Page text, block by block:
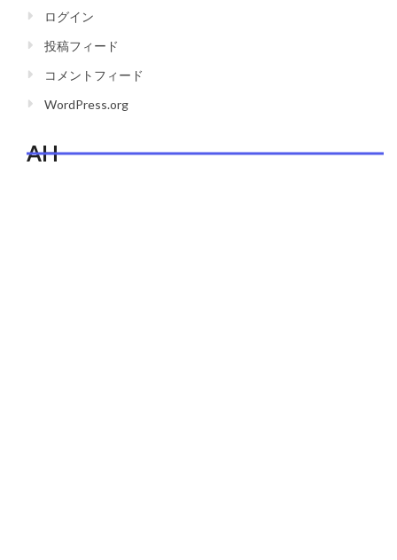
ログイン
投稿フィード
コメントフィード
WordPress.org
AH